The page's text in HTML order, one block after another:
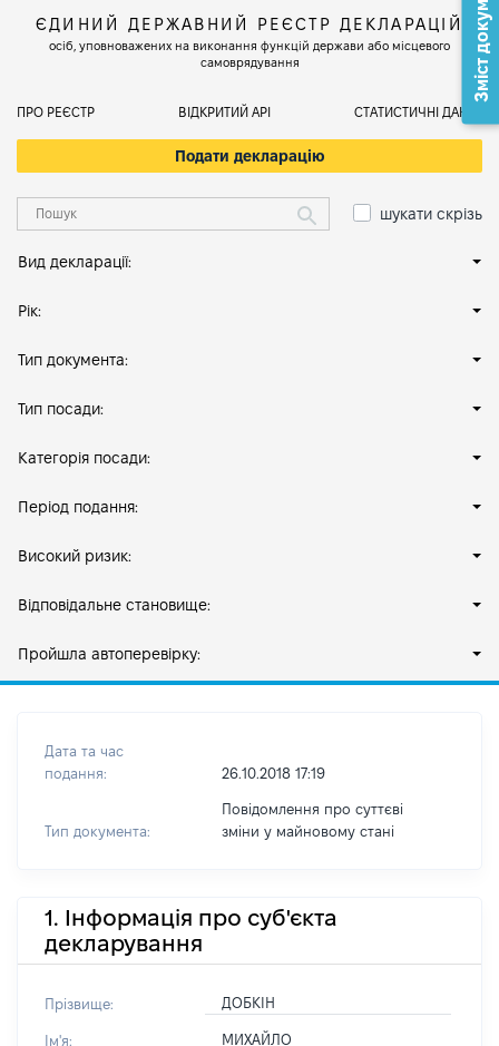
ЄДИНИЙ ДЕРЖАВНИЙ РЕЄСТР ДЕКЛАРАЦІЙ
осіб, уповноважених на виконання функцій держави або місцевого
самоврядування
ПРО РЕЄСТР ВІДКРИТИЙ АРІ СТАТИСТИЧНІ ДАНІ
Подати декларацію
шукати скрізь
Вид декларації:
Рік:
Тип документа:
Тип посади:
Категорія посади:
Період подання:
Високий ризик:
Відповідальне становище:
Пройшла автоперевірку:
Дата та час
подання:
26.10.2018 17:19
Тип документа:
Повідомлення про суттєві
зміни y майновому стані
1. Інформація про суб'єкта
декларування
Прізвище: ДОБКІН
Ім'я: МИХАЙЛО
Зміст документа